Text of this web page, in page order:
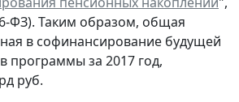
ФЗ). Таким образом, общая
в софинансирование будущей
программы за 2017 год,
руб.